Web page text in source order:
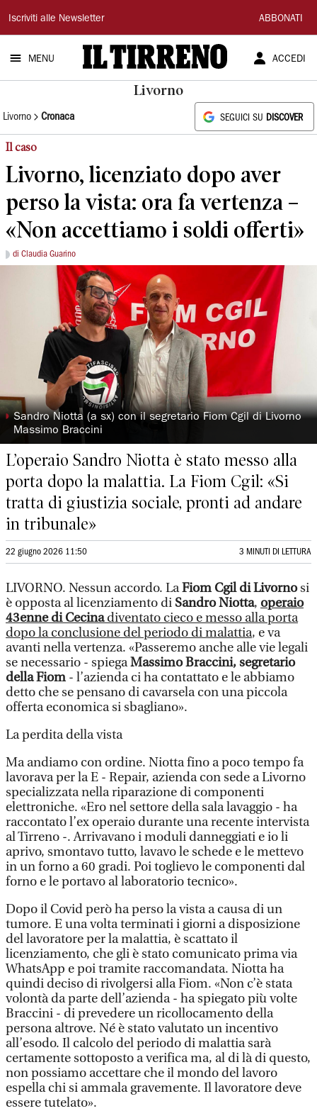
Il
Tirreno
Iscriviti alle Newsletter ABBONATI
MENU ACCEDI
Livorno
Livorno Cronaca SEGUICI SU DISCOVER
Il caso
Livorno, licenziato dopo aver
perso la vista: ora fa vertenza –
«Non accettiamo i soldi offerti»
di Claudia Guarino
◗ Sandro Niotta (a sx) con il segretario Fiom Cgil di Livorno
Massimo Braccini
L’operaio Sandro Niotta è stato messo alla
porta dopo la malattia. La Fiom Cgil: «Si
tratta di giustizia sociale, pronti ad andare
in tribunale»
22 giugno 2026 11:50 3 MINUTI DI LETTURA
LIVORNO. Nessun accordo. LaFiom Cgil di Livornosi
è opposta al licenziamento di Sandro Niotta, operaio
43enne di Cecinadiventato cieco e messo alla porta
dopo la conclusione del periodo di malattia, e va
avanti nella vertenza. «Passeremo anche alle vie legali
se necessario - spiegaMassimo Braccini,segretario
della Fiom - l’azienda ci ha contattato e le abbiamo
detto che se pensano di cavarsela con una piccola
offerta economica si sbagliano».
La perdita della vista
Ma andiamo con ordine. Niotta fino a poco tempo fa
lavorava per la E - Repair, azienda con sede a Livorno
specializzata nella riparazione di componenti
elettroniche. «Ero nel settore della sala lavaggio - ha
raccontato l’ex operaio durante una recente intervista
al Tirreno -. Arrivavano i moduli danneggiati e io li
aprivo, smontavo tutto, lavavo le schede e le mettevo
in un forno a 60 gradi. Poi toglievo le componenti dal
forno e le portavo al laboratorio tecnico».
Dopo il Covid però ha perso la vista a causa di un
tumore. E una volta terminati i giorni a disposizione
del lavoratore per la malattia, è scattato il
licenziamento, che gli è stato comunicato prima via
WhatsApp e poi tramite raccomandata. Niotta ha
quindi deciso di rivolgersi alla Fiom. «Non c’è stata
volontà da parte dell’azienda - ha spiegato più volte
Braccini - di prevedere un ricollocamento della
persona altrove. Né è stato valutato un incentivo
all’esodo. Il calcolo del periodo di malattia sarà
certamente sottoposto a verifica ma, al di là di questo,
non possiamo accettare che il mondo del lavoro
espella chi si ammala gravemente. Il lavoratore deve
essere tutelato».